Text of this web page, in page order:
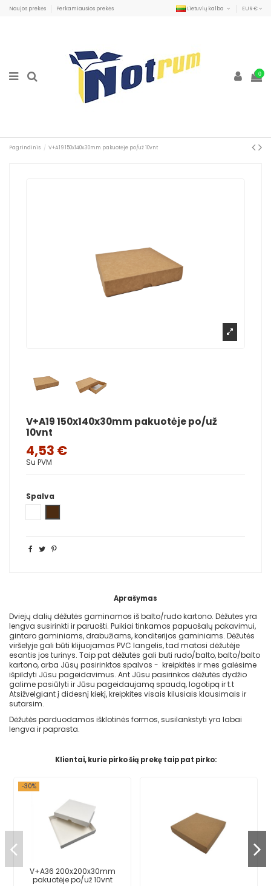
Naujos prekės Perkamiausios prekės Lietuvių kalba EUR €
0
Pagrindinis V+A19 150x140x30mm pakuotėje po/už 10vnt
V+A19 150x140x30mm pakuotėje po/už
10vnt
4,53 €
Su PVM
Spalva
Aprašymas
Dviejų dalių dėžutės gaminamos iš balto/rudo kartono. Dėžutes yra
lengva susirinkti ir paruošti. Puikiai tinkamos papuošalų pakavimui,
gintaro gaminiams, drabužiams, konditerijos gaminiams. Dėžutės
viršelyje gali būti klijuojamas PVC langelis, tad matosi dėžutėje
esantis jos turinys. Taip pat dėžutės gali buti rudo/balto, balto/balto
kartono, arba Jūsų pasirinktos spalvos - kreipkitės ir mes galėsime
išpildyti Jūsu pageidavimus. Ant Jūsu pasirinkos dėžutės dydžio
galime pasiūlyti ir Jūsu pageidaujamą spaudą, logotipą ir t.t
Atsižvelgiant į didesnį kiekį, kreipkites visais kilusiais klausimais ir
sutarsim.
Dėžutės parduodamos išklotinės formos, susilankstyti yra labai
lengva ir paprasta.
Klientai, kurie pirko šią prekę taip pat pirko:
−30%
V+A36 200x200x30mm
pakuotėje po/už 10vnt